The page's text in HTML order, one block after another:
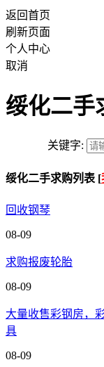
返回首页
刷新页面
个人中心
取消
绥化二手
关键字:
绥化二手求购列表 [
回收钢琴
08-09
求购报废轮胎
08-09
大量收售彩钢房，
具
08-09